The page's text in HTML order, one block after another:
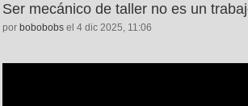
Ser mecánico de taller no es un
por bobobobs el 4 dic 2025, 11:06